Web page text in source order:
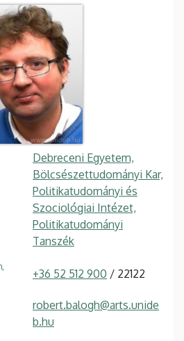
Debreceni Egyetem,
Bölcsészettudományi Kar,
Politikatudományi és
Szociológiai Intézet,
Politikatudományi
Tanszék
+36 52 512 900 / 22122
robert.balogh@arts.unide
b.hu